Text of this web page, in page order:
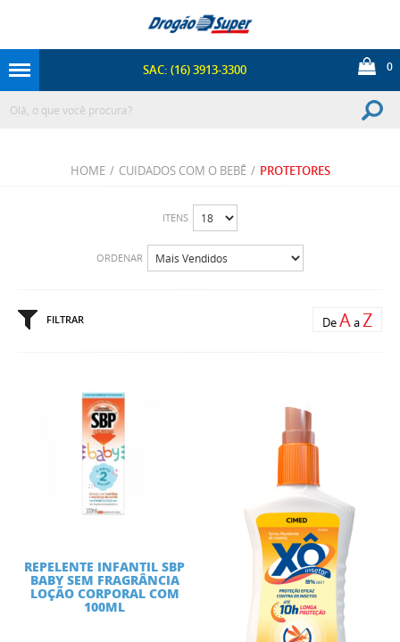
SAC: (16) 3913-3300 0
HOME / CUIDADOS COM O BEBÊ / PROTETORES
ITENS
ORDENAR
FILTRAR DeAaZ
REPELENTE INFANTIL SBP
BABY SEM FRAGRÂNCIA
LOÇÃO CORPORAL COM
100ML